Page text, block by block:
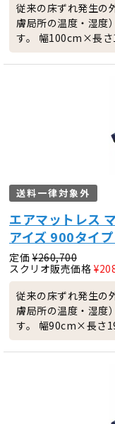
従来の床ずれ発生
膚局所の温度・湿度
す。 幅100cm×長
送料一律対象外
エアマットレス
アイズ 900タイ
定価 ¥260,700
スクリオ販売価格 ¥
従来の床ずれ発生
膚局所の温度・湿度
す。 幅90cm×長さ